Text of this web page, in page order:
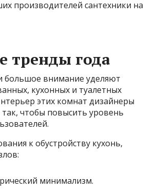
тренды года
большое внимание уделяют
кухонных и туалетных
этих комнат дизайнеры
чтобы повысить уровень
к обустройству кухонь,
минимализм.